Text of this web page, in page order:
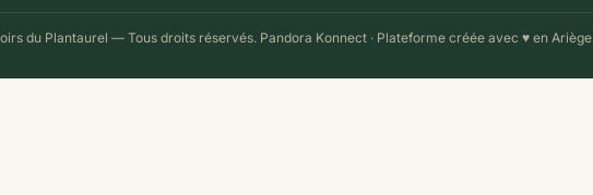
du Plantaurel — Tous droits réservés. Pandora Konnect· Plateforme créée avec ♥ en Ariège